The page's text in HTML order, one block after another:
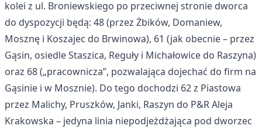
kolei z ul. Broniewskiego po przeciwnej stronie dworca
do dyspozycji będą: 48 (przez Żbików, Domaniew,
Mosznę i Koszajec do Brwinowa), 61 (jak obecnie – przez
Gąsin, osiedle Staszica, Reguły i Michałowice do Raszyna)
oraz 68 („pracownicza”, pozwalająca dojechać do firm na
Gąsinie i w Mosznie). Do tego dochodzi 62 z Piastowa
przez Malichy, Pruszków, Janki, Raszyn do P&R Aleja
Krakowska – jedyna linia niepodjeżdżająca pod dworzec